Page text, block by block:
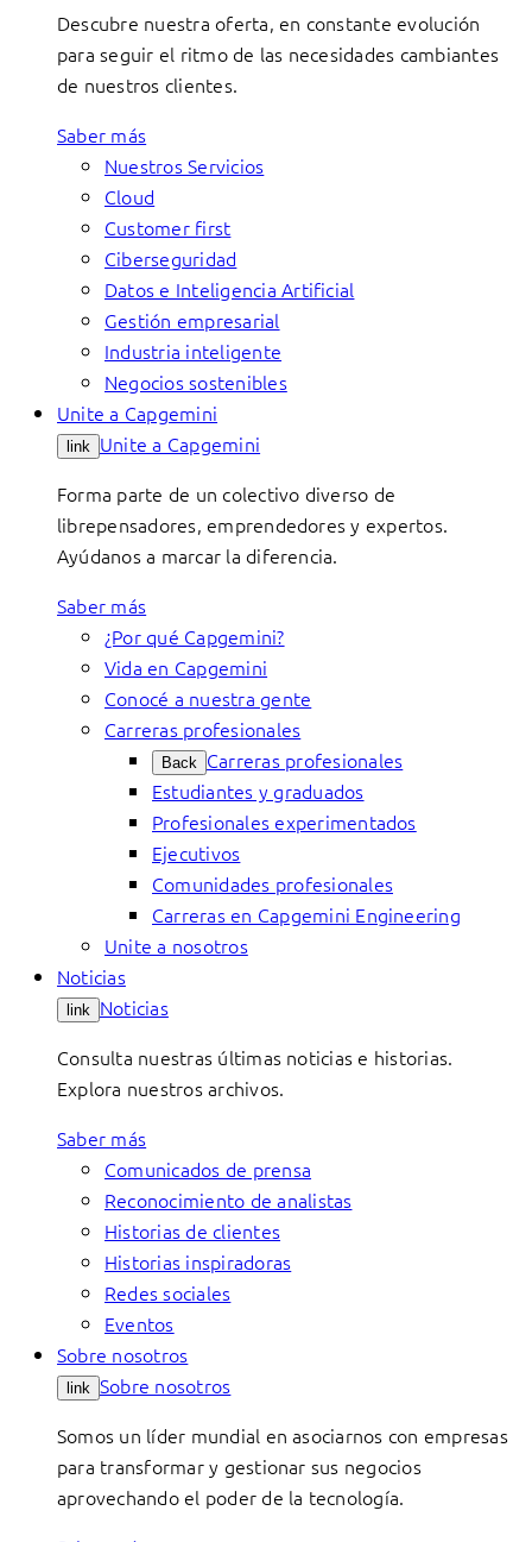
Descubre nuestra oferta, en constante evolución
para seguir el ritmo de las necesidades cambiantes
de nuestros clientes.
Saber más
Nuestros Servicios
Cloud
Customer first
Ciberseguridad
Datos e Inteligencia Artificial
Gestión empresarial
Industria inteligente
Negocios sostenibles
Unite a Capgemini
link Unite a Capgemini
Forma parte de un colectivo diverso de
librepensadores, emprendedores y expertos.
Ayúdanos a marcar la diferencia.
Saber más
¿Por qué Capgemini?
Vida en Capgemini
Conocé a nuestra gente
Carreras profesionales
Back Carreras profesionales
Estudiantes y graduados
Profesionales experimentados
Ejecutivos
Comunidades profesionales
Carreras en Capgemini Engineering
Unite a nosotros
Noticias
link Noticias
Consulta nuestras últimas noticias e historias.
Explora nuestros archivos.
Saber más
Comunicados de prensa
Reconocimiento de analistas
Historias de clientes
Historias inspiradoras
Redes sociales
Eventos
Sobre nosotros
link Sobre nosotros
Somos un líder mundial en asociarnos con empresas
para transformar y gestionar sus negocios
aprovechando el poder de la tecnología.